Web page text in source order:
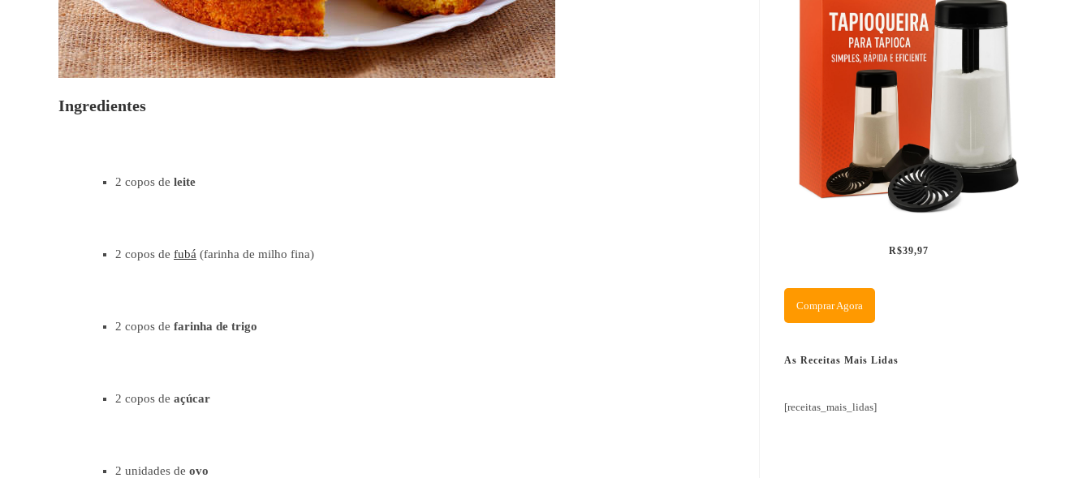
Ingredientes
2 copos de leite
2 copos de fubá (farinha de milho fina)
2 copos de farinha de trigo
2 copos de açúcar
2 unidades de ovo
R$39,97
Comprar Agora
As Receitas Mais Lidas
[receitas_mais_lidas]